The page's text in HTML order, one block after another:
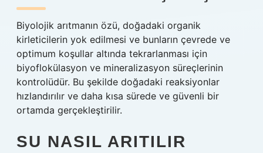
Biyolojik arıtmanın özü, doğadaki organik
kirleticilerin yok edilmesi ve bunların çevrede ve
optimum koşullar altında tekrarlanması için
biyoflokülasyon ve mineralizasyon süreçlerinin
kontrolüdür. Bu şekilde doğadaki reaksiyonlar
hızlandırılır ve daha kısa sürede ve güvenli bir
ortamda gerçekleştirilir.
SU NASIL ARITILIR